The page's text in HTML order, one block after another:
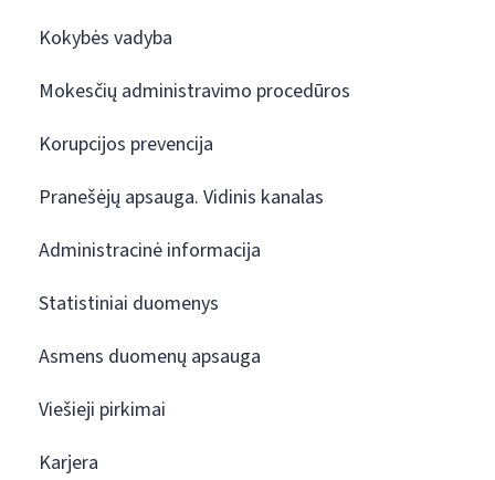
Kokybės vadyba
Mokesčių administravimo procedūros
Korupcijos prevencija
Pranešėjų apsauga. Vidinis kanalas
Administracinė informacija
Statistiniai duomenys
Asmens duomenų apsauga
Viešieji pirkimai
Karjera